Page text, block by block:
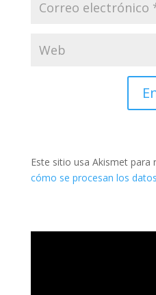
Este sitio usa Akismet para
cómo se procesan los